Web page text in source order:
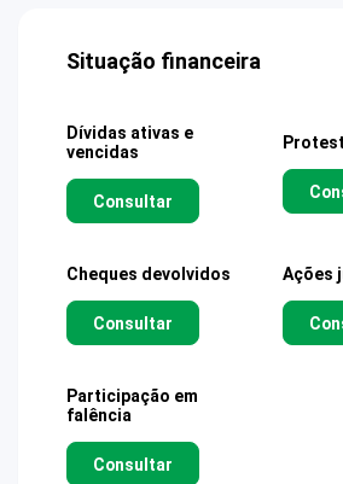
Situação financeira
Dívidas ativas e
vencidas
Consultar
Cheques devolvidos
Consultar
Ações
Participação em
falência
Consultar